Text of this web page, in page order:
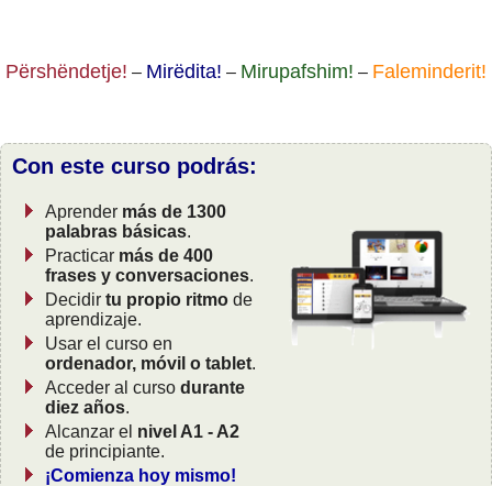
Përshëndetje! – Mirëdita! – Mirupafshim! – Faleminderit!
Con este curso podrás:
Aprender más de 1300
palabras básicas.
Practicar más de 400
frases y conversaciones.
Decidir tu propio ritmo de
aprendizaje.
Usar el curso en
ordenador, móvil o tablet.
Acceder al curso durante
diez años.
Alcanzar el nivel A1 - A2
de principiante.
¡Comienza hoy mismo!